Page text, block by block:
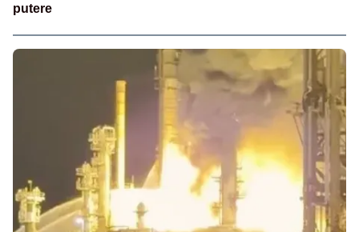
putere